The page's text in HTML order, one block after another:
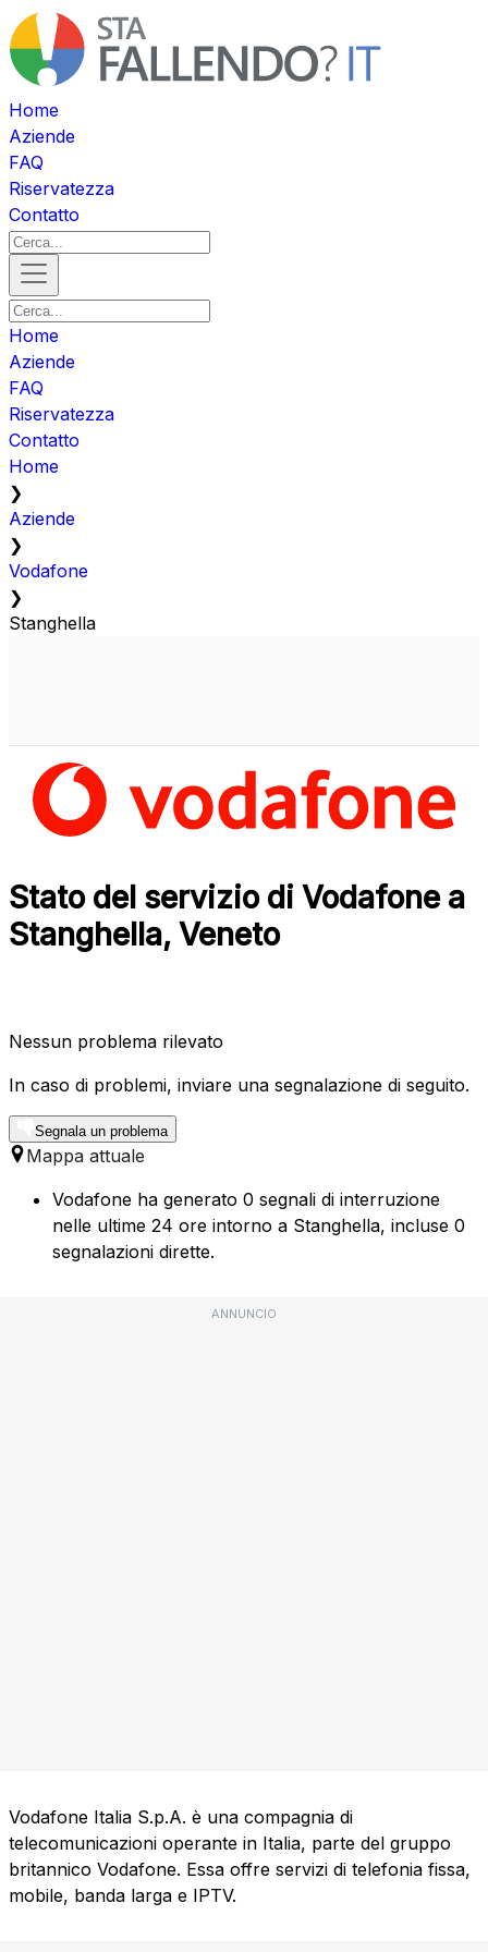
Home
Aziende
FAQ
Riservatezza
Contatto
Home
Aziende
FAQ
Riservatezza
Contatto
Home
❯
Aziende
❯
Vodafone
❯
Stanghella
Stato del servizio di Vodafone a
Stanghella, Veneto
Nessun problema rilevato
In caso di problemi, inviare una segnalazione di seguito.
Segnala un problema
Mappa attuale
Vodafone ha generato 0 segnali di interruzione
nelle ultime 24 ore intorno a Stanghella, incluse 0
segnalazioni dirette.
ANNUNCIO
Vodafone Italia S.p.A. è una compagnia di
telecomunicazioni operante in Italia, parte del gruppo
britannico Vodafone. Essa offre servizi di telefonia fissa,
mobile, banda larga e IPTV.